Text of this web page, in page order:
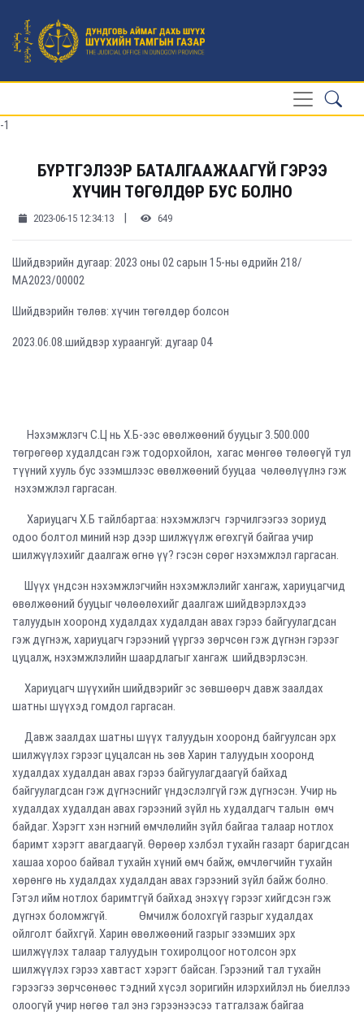
-1
БҮРТГЭЛЭЭР БАТАЛГААЖААГҮЙ ГЭРЭЭ
ХҮЧИН ТӨГӨЛДӨР БУС БОЛНО
2023-06-15 12:34:13 | 649
Шийдвэрийн дугаар: 2023 оны 02 сарын 15-ны өдрийн 218/
МА2023/00002
Шийдвэрийн төлөв: хүчин төгөлдөр болсон
2023.06.08.шийдвэр хураангуй: дугаар 04
Нэхэмжлэгч С.Ц нь Х.Б-ээс өвөлжөөний бууцыг 3.500.000
төгрөгөөр худалдсан гэж тодорхойлон, хагас мөнгөө төлөөгүй тул
түүний хууль бус эзэмшлээс өвөлжөөний бууцаа чөлөөлүүлнэ гэж
нэхэмжлэл гаргасан.
Хариуцагч Х.Б тайлбартаа: нэхэмжлэгч гэрчилгээгээ зориуд
одоо болтол миний нэр дээр шилжүүлж өгөхгүй байгаа учир
шилжүүлэхийг даалгаж өгнө үү? гэсэн сөрөг нэхэмжлэл гаргасан.
Шүүх үндсэн нэхэмжлэгчийн нэхэмжлэлийг хангаж, хариуцагчид
өвөлжөөний бууцыг чөлөөлөхийг даалгаж шийдвэрлэхдээ
талуудын хооронд худалдах худалдан авах гэрээ байгуулагдсан
гэж дүгнэж, хариуцагч гэрээний үүргээ зөрчсөн гэж дүгнэн гэрээг
цуцалж, нэхэмжлэлийн шаардлагыг хангаж шийдвэрлэсэн.
Хариуцагч шүүхийн шийдвэрийг эс зөвшөөрч давж заалдах
шатны шүүхэд гомдол гаргасан.
Давж заалдах шатны шүүх талуудын хооронд байгуулсан эрх
шилжүүлэх гэрээг цуцалсан нь зөв Харин талуудын хооронд
худалдах худалдан авах гэрээ байгуулагдаагүй байхад
байгуулагдсан гэж дүгнэснийг үндэслэлгүй гэж дүгнэсэн. Учир нь
худалдах худалдан авах гэрээний зүйл нь худалдагч талын өмч
байдаг. Хэрэгт хэн нэгний өмчлөлийн зүйл байгаа талаар нотлох
баримт хэрэгт авагдаагүй. Өөрөөр хэлбэл тухайн газарт баригдсан
хашаа хороо байвал тухайн хүний өмч байж, өмчлөгчийн тухайн
хөрөнгө нь худалдах худалдан авах гэрээний зүйл байж болно.
Гэтэл ийм нотлох баримтгүй байхад энэхүү гэрээг хийгдсэн гэж
дүгнэх боломжгүй. Өмчилж болохгүй газрыг худалдах
ойлголт байхгүй. Харин өвөлжөөний газрыг эзэмших эрх
шилжүүлэх талаар талуудын тохиролцоог нотолсон эрх
шилжүүлэх гэрээ хавтаст хэрэгт байсан. Гэрээний тал тухайн
гэрээгээ зөрчсөнөөс тэдний хүсэл зоригийн илэрхийлэл нь биеллээ
олоогүй учир нөгөө тал энэ гэрээнээсээ татгалзаж байгаа